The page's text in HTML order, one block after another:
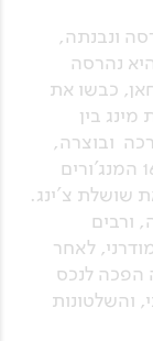
ונבנתה,
נפגעה ושופצה ללא הפסקה. בשנת 1211 היא נהרסה
כבשו את
בין
הוארכה ובוצרה,
והוצבו בה מגדלי שמירה ותותחים. ב-1644 המנג'ורים
שושלת צ'ינג.
ורבים
לאחר
הפכה לנכס
והשלטונות